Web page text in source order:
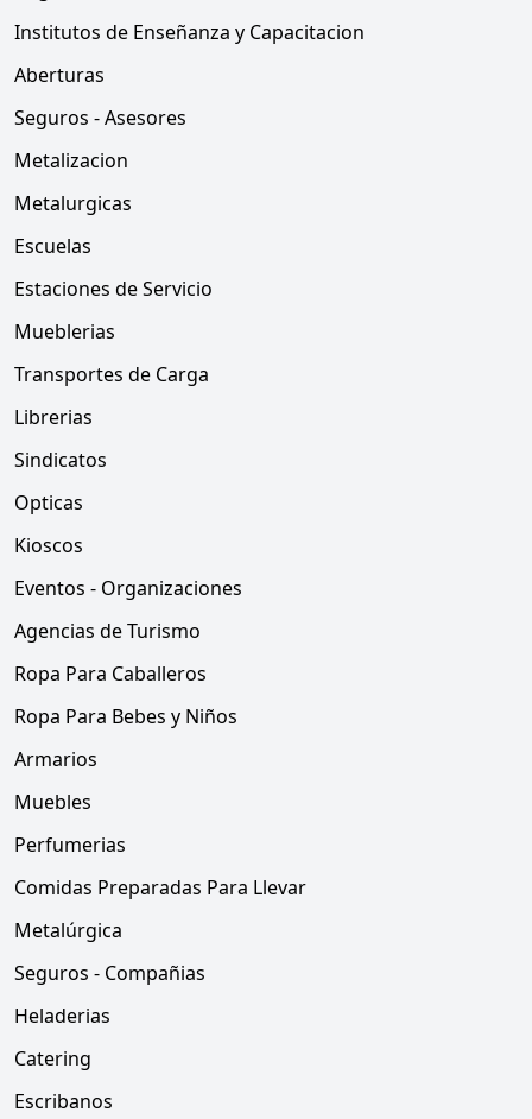
Institutos de Enseñanza y Capacitacion
Aberturas
Seguros - Asesores
Metalizacion
Metalurgicas
Escuelas
Estaciones de Servicio
Mueblerias
Transportes de Carga
Librerias
Sindicatos
Opticas
Kioscos
Eventos - Organizaciones
Agencias de Turismo
Ropa Para Caballeros
Ropa Para Bebes y Niños
Armarios
Muebles
Perfumerias
Comidas Preparadas Para Llevar
Metalúrgica
Seguros - Compañias
Heladerias
Catering
Escribanos